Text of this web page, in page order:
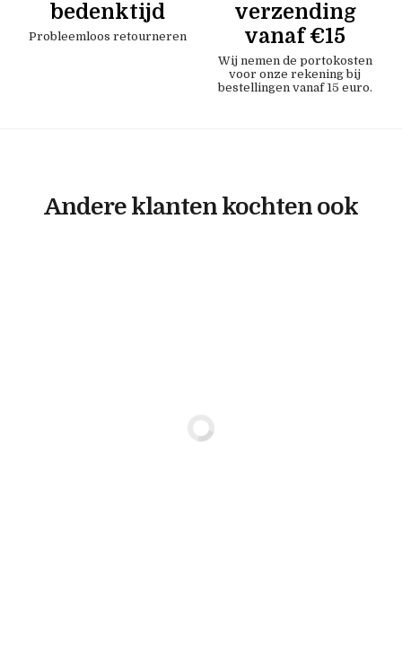
bedenktijd
Probleemloos retourneren
verzending
vanaf €15
Wij nemen de portokosten
voor onze rekening bij
bestellingen vanaf 15 euro.
Andere klanten kochten ook